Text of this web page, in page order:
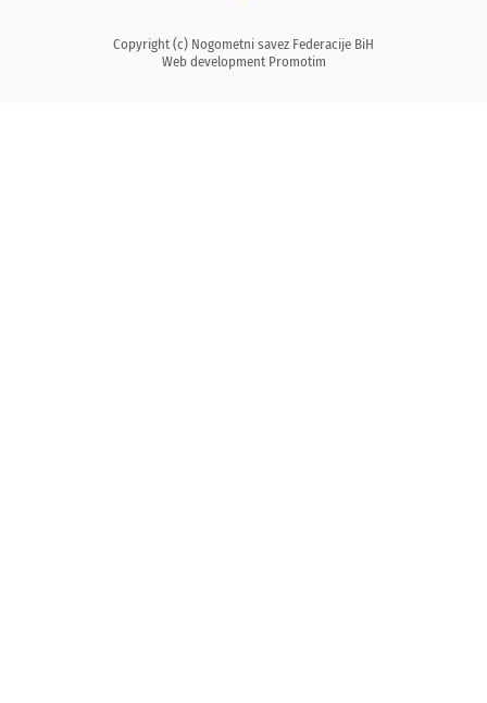
Copyright (c) Nogometni savez Federacije BiH
Web development Promotim